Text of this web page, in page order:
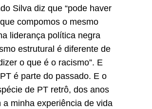
Silva diz que “pode haver
compomos o mesmo
liderança política negra
estrutural é diferente de
o que é o racismo”. E
é parte do passado. E o
de PT retrô, dos anos
a minha experiência de vida